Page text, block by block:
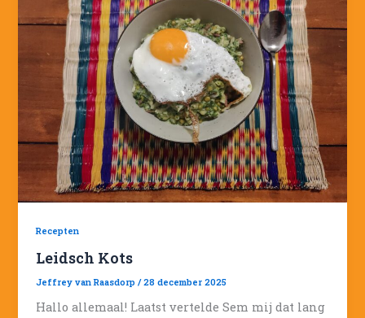
Recepten
Leidsch Kots
Jeffrey van Raasdorp/28 december 2025
Hallo allemaal! Laatst vertelde Sem mij dat lang